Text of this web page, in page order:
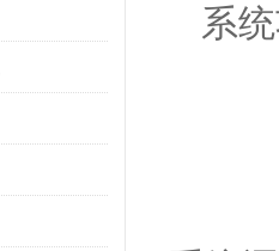
系